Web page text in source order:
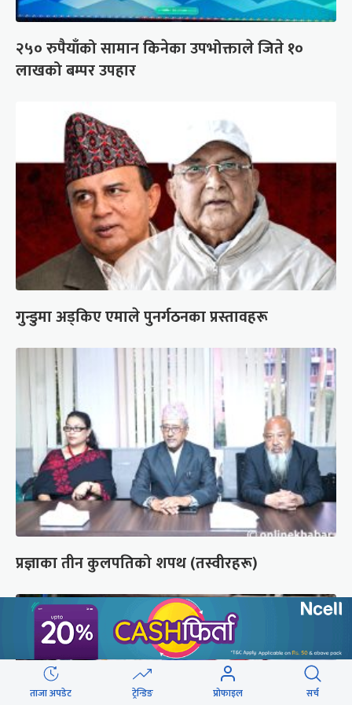
२५० रुपैयाँको सामान किनेका उपभोक्ताले जिते १०
लाखको बम्पर उपहार
गुन्डुमा अड्किए एमाले पुनर्गठनका प्रस्तावहरू
प्रज्ञाका तीन कुलपतिको शपथ (तस्वीरहरू)
ताजा अपडेट ट्रेन्डिङ प्रोफाइल सर्च